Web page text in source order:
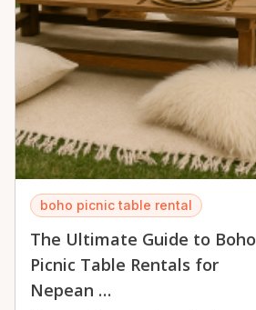
boho picnic table rental
The Ultimate Guide to Boho
Picnic Table Rentals for
Nepean …